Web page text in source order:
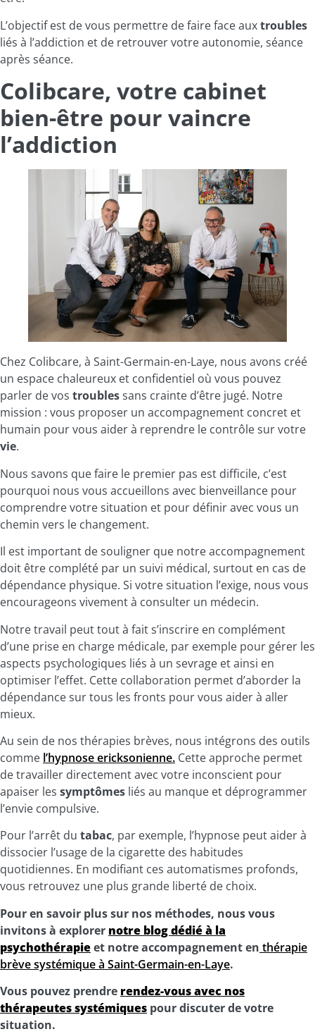
L’objectif est de vous permettre de faire face auxtroubles
liés à l’addiction et de retrouver votre autonomie, séance
après séance.
Colibcare, votre cabinet
bien-être pour vaincre
l’addiction
Chez Colibcare, à Saint-Germain-en-Laye, nous avons créé
un espace chaleureux et confidentiel où vous pouvez
parler de vos troublessans crainte d’être jugé. Notre
mission : vous proposer un accompagnement concret et
humain pour vous aider à reprendre le contrôle sur votre
vie.
Nous savons que faire le premier pas est difficile, c’est
pourquoi nous vous accueillons avec bienveillance pour
comprendre votre situation et pour définir avec vous un
chemin vers le changement.
Il est important de souligner que notre accompagnement
doit être complété par un suivi médical, surtout en cas de
dépendance physique. Si votre situation l’exige, nous vous
encourageons vivement à consulter un médecin.
Notre travail peut tout à fait s’inscrire en complément
d’une prise en charge médicale, par exemple pour gérer les
aspects psychologiques liés à un sevrage et ainsi en
optimiser l’effet. Cette collaboration permet d’aborder la
dépendance sur tous les fronts pour vous aider à aller
mieux.
Au sein de nos thérapies brèves, nous intégrons des outils
comme l’hypnose ericksonienne. Cette approche permet
de travailler directement avec votre inconscient pour
apaiser les symptômes liés au manque et déprogrammer
l’envie compulsive.
Pour l’arrêt du tabac, par exemple, l’hypnose peut aider à
dissocier l’usage de la cigarette des habitudes
quotidiennes. En modifiant ces automatismes profonds,
vous retrouvez une plus grande liberté de choix.
Pour en savoir plus sur nos méthodes, nous vous
invitons à explorer notre blog dédié à la
psychothérapieet notre accompagnement en thérapie
brève systémique à Saint-Germain-en-Laye.
Vous pouvez prendre rendez-vous avec nos
thérapeutes systémiques pour discuter de votre
situation.